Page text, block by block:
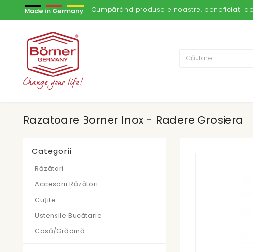
Cumpărând produsele noastre, beneficiați
Razatoare Borner Inox - Radere Grosiera
Categorii
Răzători
Accesorii Răzători
Cuțite
Ustensile Bucătarie
Casă/Grădină